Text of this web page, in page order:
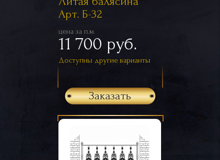
Арт. Б-32
цена за п.м.
11 700 руб.
Доступны другие варианты
Заказать